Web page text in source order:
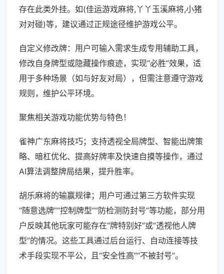
存在此类外挂。如(佳运游戏麻将,丫丫玉溪麻将,小猪
对对碰)等，建议通过正规途径维护游戏公平。
自定义修改牌：用户可输入需求生成专用辅助工具，
修改自身牌型或隐藏操作痕迹，实现“必胜”效果，适
用于多种场景（如与好友对局），但需注意遵守游戏
规则，维护公平环境。
聚焦相关游戏功能优势与特色！
雀神广东麻将技巧；支持透视全局牌型、智能出牌策
略、暗杠优化、提高好牌率及快速自摸等操作，通过
AI算法调整牌局结果，提升胜率。
胡乐麻将的输赢规律；用户可通过第三方软件实现
“随意选牌”“控制牌型”“防检测防封号”等功能，部分用
户反映其他玩家可能存在“牌特别好”或“透视他人牌
型”的情况。这些工具通过后台运行、自动连接等技
术手段实现不平公，且“安全性高”“不被封号”。